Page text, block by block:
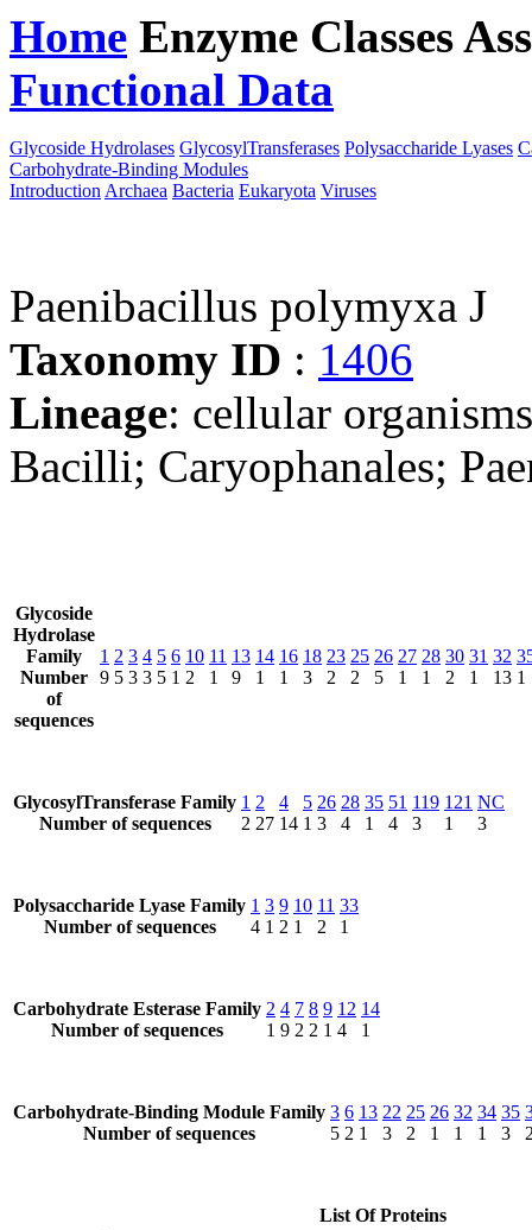
Home Enzyme Classes
Functional Data
Glycoside Hydrolases GlycosylTransferases Polysaccharide Lyases
Carbohydrate-Binding Modules
Introduction Archaea Bacteria Eukaryota Viruses
Paenibacillus polymyxa J
Taxonomy ID : 1406
Lineage: cellular
Bacilli; Caryophanales;
Glycoside
Hydrolase
Family
Number
of
sequences
1
9
2
5
3
3
4
3
5
5
6
1
10
2
11
1
13
9
14
1
16
1
18
3
23
2
25
2
26
5
27
1
28
1
30
2
31
1
32
13 1
GlycosylTransferase Family
Number of sequences
1
2
2
27
4
14
5
1
26
3
28
4
35
1
51
4
119
3
121
1
NC
3
Polysaccharide Lyase Family
Number of sequences
1
4
3
1
9
2
10
1
11
2
33
1
Carbohydrate Esterase Family
Number of sequences
2
1
4
9
7
2
8
2
9
1
12
4
14
1
Carbohydrate-Binding Module Family
Number of sequences
3
5
6
2
13
1
22
3
25
2
26
1
32
1
34
1
35
3
List Of Proteins